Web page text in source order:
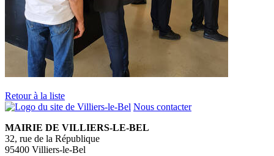
Retour à la liste
Nous contacter
MAIRIE DE VILLIERS-LE-BEL
32, rue de la République
95400 Villiers-le-Bel